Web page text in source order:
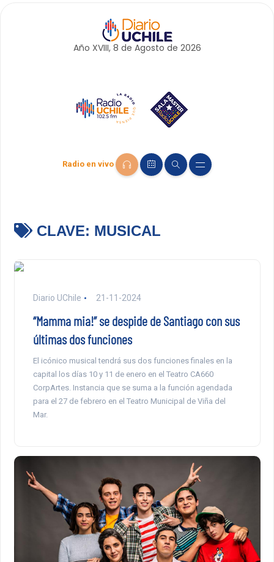
Año XVIII, 8 de Agosto de 2026
Radio en vivo
CLAVE: MUSICAL
Diario UChile 21-11-2024
“Mamma mia!” se despide de Santiago con sus
últimas dos funciones
El icónico musical tendrá sus dos funciones finales en la
capital los días 10 y 11 de enero en el Teatro CA660
CorpArtes. Instancia que se suma a la función agendada
para el 27 de febrero en el Teatro Municipal de Viña del
Mar.